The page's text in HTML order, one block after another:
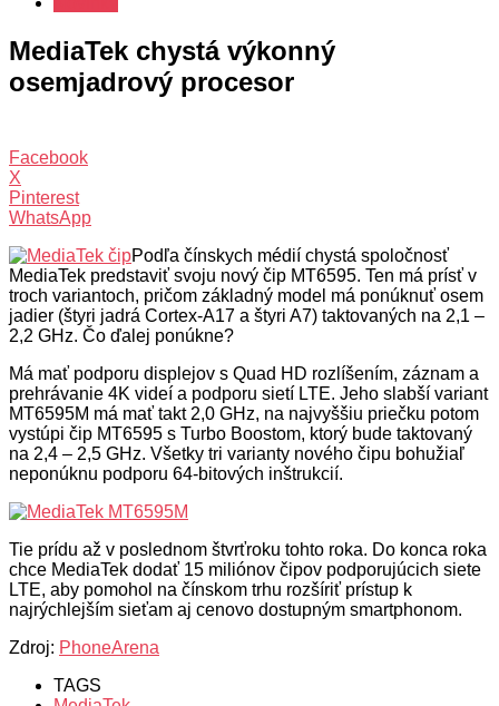
MediaTek chystá výkonný
osemjadrový procesor
Facebook
X
Pinterest
WhatsApp
Podľa čínskych médií chystá spoločnosť
MediaTek predstaviť svoju nový čip MT6595. Ten má prísť v
troch variantoch, pričom základný model má ponúknuť osem
jadier (štyri jadrá Cortex-A17 a štyri A7) taktovaných na 2,1 –
2,2 GHz. Čo ďalej ponúkne?
Má mať podporu displejov s Quad HD rozlíšením, záznam a
prehrávanie 4K videí a podporu sietí LTE. Jeho slabší variant
MT6595M má mať takt 2,0 GHz, na najvyššiu priečku potom
vystúpi čip MT6595 s Turbo Boostom, ktorý bude taktovaný
na 2,4 – 2,5 GHz. Všetky tri varianty nového čipu bohužiaľ
neponúknu podporu 64-bitových inštrukcií.
Tie prídu až v poslednom štvrťroku tohto roka. Do konca roka
chce MediaTek dodať 15 miliónov čipov podporujúcich siete
LTE, aby pomohol na čínskom trhu rozšíriť prístup k
najrýchlejším sieťam aj cenovo dostupným smartphonom.
Zdroj: PhoneArena
TAGS